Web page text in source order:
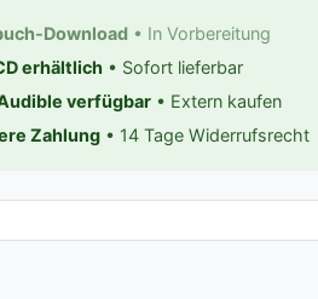
Download • In Vorbereitung
erhältlich • Sofort lieferbar
verfügbar • Extern kaufen
Zahlung • 14 Tage Widerrufsrecht